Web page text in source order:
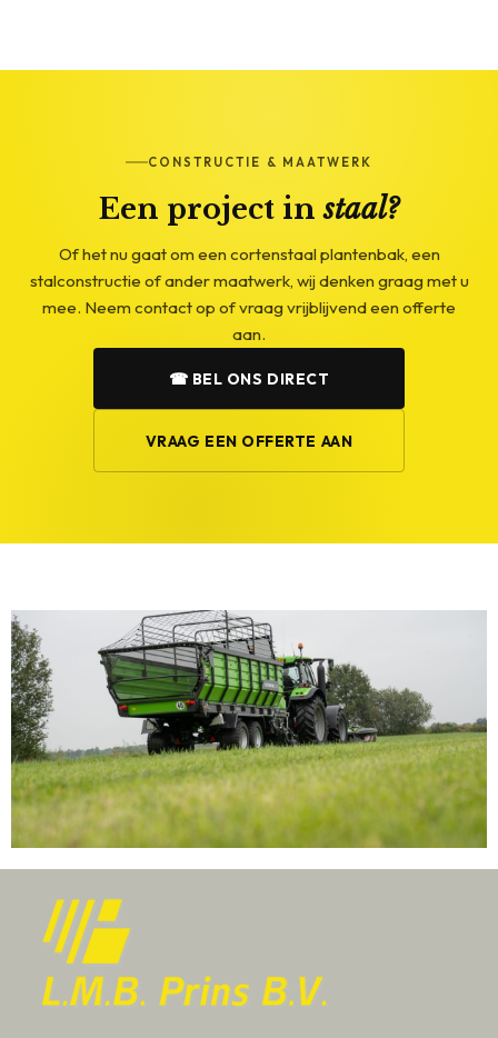
CONSTRUCTIE & MAATWERK
Een project instaal?
Of het nu gaat om een cortenstaal plantenbak, een
stalconstructie of ander maatwerk, wij denken graag met u
mee. Neem contact op of vraag vrijblijvend een offerte
aan.
☎ BEL ONS DIRECT
VRAAG EEN OFFERTE AAN